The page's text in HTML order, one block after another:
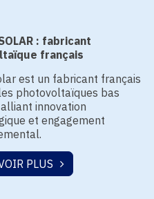
: fabricant
français
est un fabricant français
photovoltaïques bas
innovation
et engagement
PLUS